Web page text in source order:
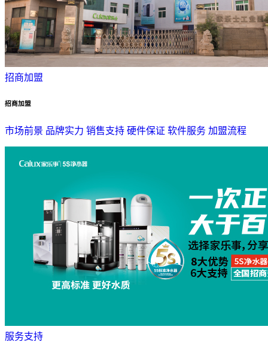
招商加盟
招商加盟
市场前景 品牌实力 销售支持 硬件保证 软件服务 加盟流程
服务支持